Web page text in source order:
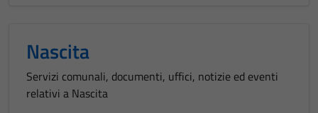
Nascita
Servizi comunali, documenti, uffici, notizie ed eventi
relativi a Nascita